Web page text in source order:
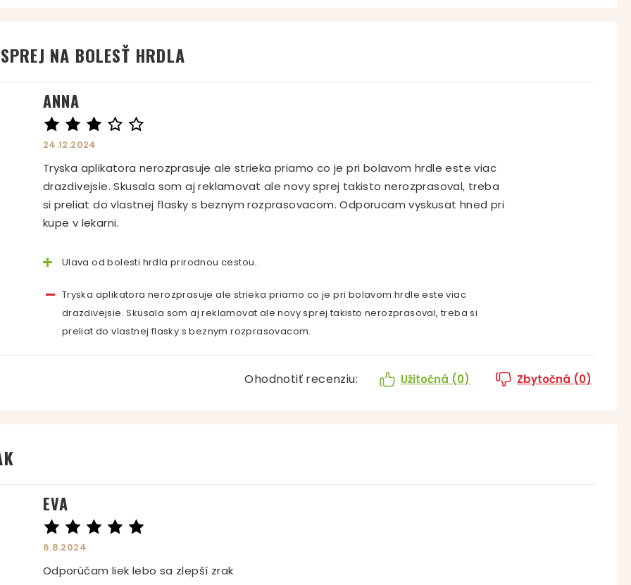
NA BOLESŤ HRDLA
ANNA
24.12.2024
Tryska aplikatora nerozprasuje ale strieka priamo co je pri bolavom hrdle este viac
drazdivejsie. Skusala som aj reklamovat ale novy sprej takisto nerozprasoval, treba
si preliat do vlastnej flasky s beznym rozprasovacom. Odporucam vyskusat hned pri
kupe v lekarni.
Ulava od bolesti hrdla prirodnou cestou..
Tryska aplikatora nerozprasuje ale strieka priamo co je pri bolavom hrdle este viac
drazdivejsie. Skusala som aj reklamovat ale novy sprej takisto nerozprasoval, treba si
preliat do vlastnej flasky s beznym rozprasovacom.
Ohodnotiť recenziu: Užitočná (0) Zbytočná (0)
EVA
6.8.2024
Odporúčam liek lebo sa zlepší zrak